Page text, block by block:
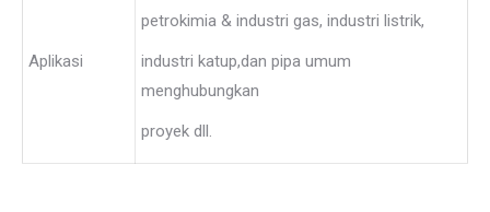
Aplikasi
petrokimia & industri gas, industri listrik,
industri katup,dan pipa umum
menghubungkan
proyek dll.